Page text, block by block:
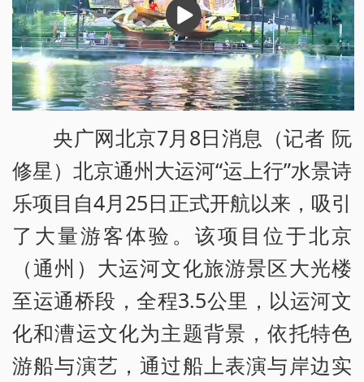
放
央广网北京7月8日消息（记者 阮
修星）北京通州大运河“运上行”水景诗
乐项目自4月25日正式开航以来，吸引
了大量游客体验。该项目位于北京
（通州）大运河文化旅游景区大光楼
至运通桥段，全程3.5公里，以运河文
化和漕运文化为主题背景，依托特色
游船与演艺，通过船上表演与岸边实